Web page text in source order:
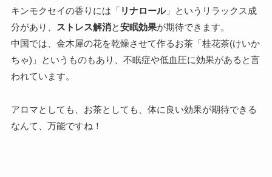
キンモクセイの香りには「 リナロール」というリラックス成
分があり、
ストレス解消と安眠効果が期待できます。
中国では、金木犀の花を乾燥させて作るお茶「桂花茶(けいか
ちゃ)」というものもあり、不眠症や低血圧に効果があると言
われています。
アロマとしても、お茶としても、体に良い効果が期待できる
なんて、万能ですね！